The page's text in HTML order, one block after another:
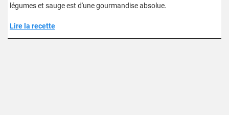
légumes et sauge est d'une gourmandise absolue.
Lire la recette